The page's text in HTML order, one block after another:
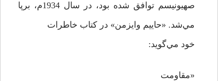
صهيونيسم توافق شده بود، در سال 1934م، برپا
مي‌شد. «حاييم وايزمن» در كتاب خاطرات
خود مي‌گويد:
«مقاومت